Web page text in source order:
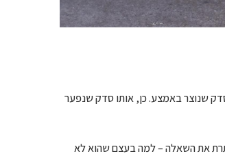
שנוצר באמצע. כן, אותו סדק שנפער
את השאלה – למה בעצם שהוא לא